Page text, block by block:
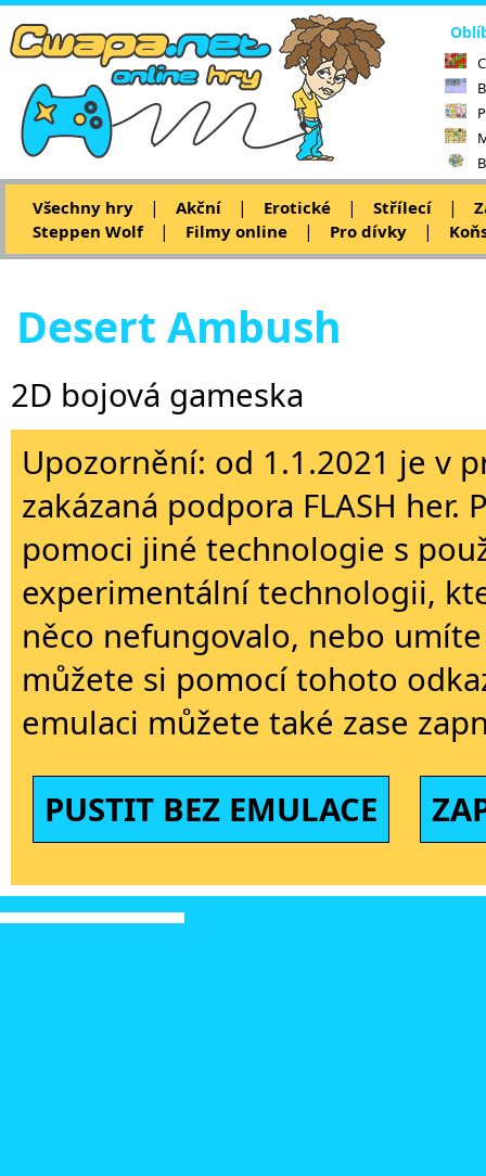
Všechny hry | Akční | Erotické | Střílecí |
Steppen Wolf
| Filmy online | Pro dívky |
Desert Ambush
2D bojová gameska
Upozornění: od 1.1.2021 je v
zakázaná podpora FLASH
pomoci jiné technologie s
experimentální technologii,
něco nefungovalo, nebo
můžete si pomocí tohoto
emulaci můžete také zase
PUSTIT BEZ EMULACE